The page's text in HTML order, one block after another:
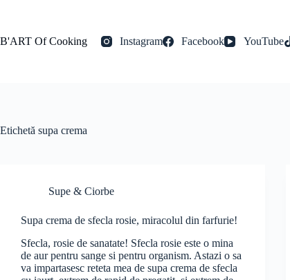
B'ART Of Cooking
Instagram Facebook YouTube
Etichetă supa crema
Supe & Ciorbe
Supa crema de sfecla rosie, miracolul din farfurie!
Sfecla, rosie de sanatate! Sfecla rosie este o mina
de aur pentru sange si pentru organism. Astazi o sa
va impartasesc reteta mea de supa crema de sfecla